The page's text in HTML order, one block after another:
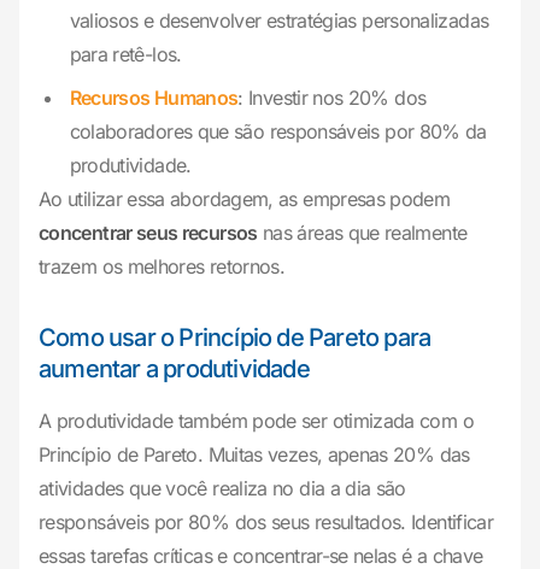
valiosos e desenvolver estratégias personalizadas
para retê-los.
Recursos Humanos: Investir nos 20% dos
colaboradores que são responsáveis por 80% da
produtividade.
Ao utilizar essa abordagem, as empresas podem
concentrar seus recursos nas áreas que realmente
trazem os melhores retornos.
Como usar o Princípio de Pareto para
aumentar a produtividade
A produtividade também pode ser otimizada com o
Princípio de Pareto. Muitas vezes, apenas 20% das
atividades que você realiza no dia a dia são
responsáveis por 80% dos seus resultados. Identificar
essas tarefas críticas e concentrar-se nelas é a chave